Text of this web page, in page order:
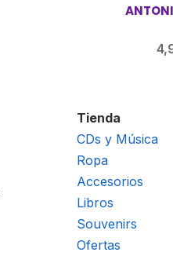
Tienda
CDs y Música
Ropa
Accesorios
Libros
Souvenirs
Ofertas